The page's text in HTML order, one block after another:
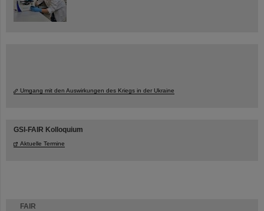
FAIR
Umgang mit den Auswirkungen des Kriegs in der Ukraine
GSI-FAIR Kolloquium
Aktuelle Termine